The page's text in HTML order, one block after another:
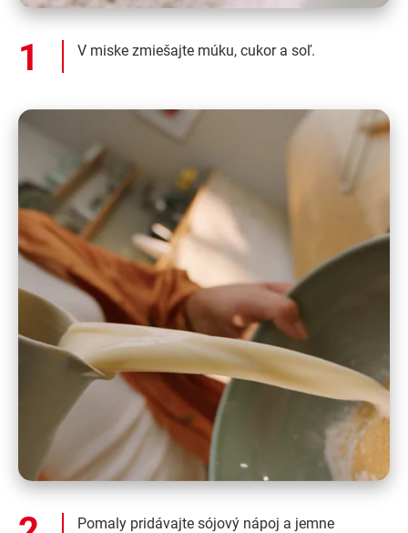
V miske zmiešajte múku, cukor a soľ.
Pomaly pridávajte sójový nápoj a jemne